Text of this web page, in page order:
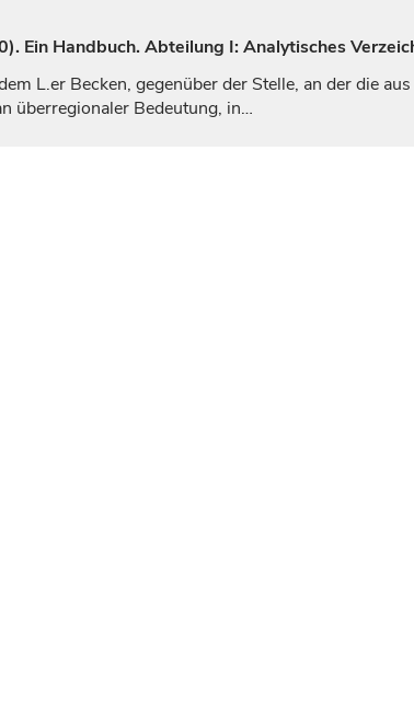
Ein Handbuch. Abteilung I: Analytisches
L.er Becken, gegenüber der Stelle, an der die
überregionaler Bedeutung, in…